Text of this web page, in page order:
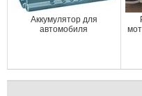
Аккумулятор для
автомобиля